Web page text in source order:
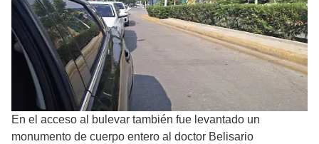
En el acceso al bulevar también fue levantado un
monumento de cuerpo entero al doctor Belisario